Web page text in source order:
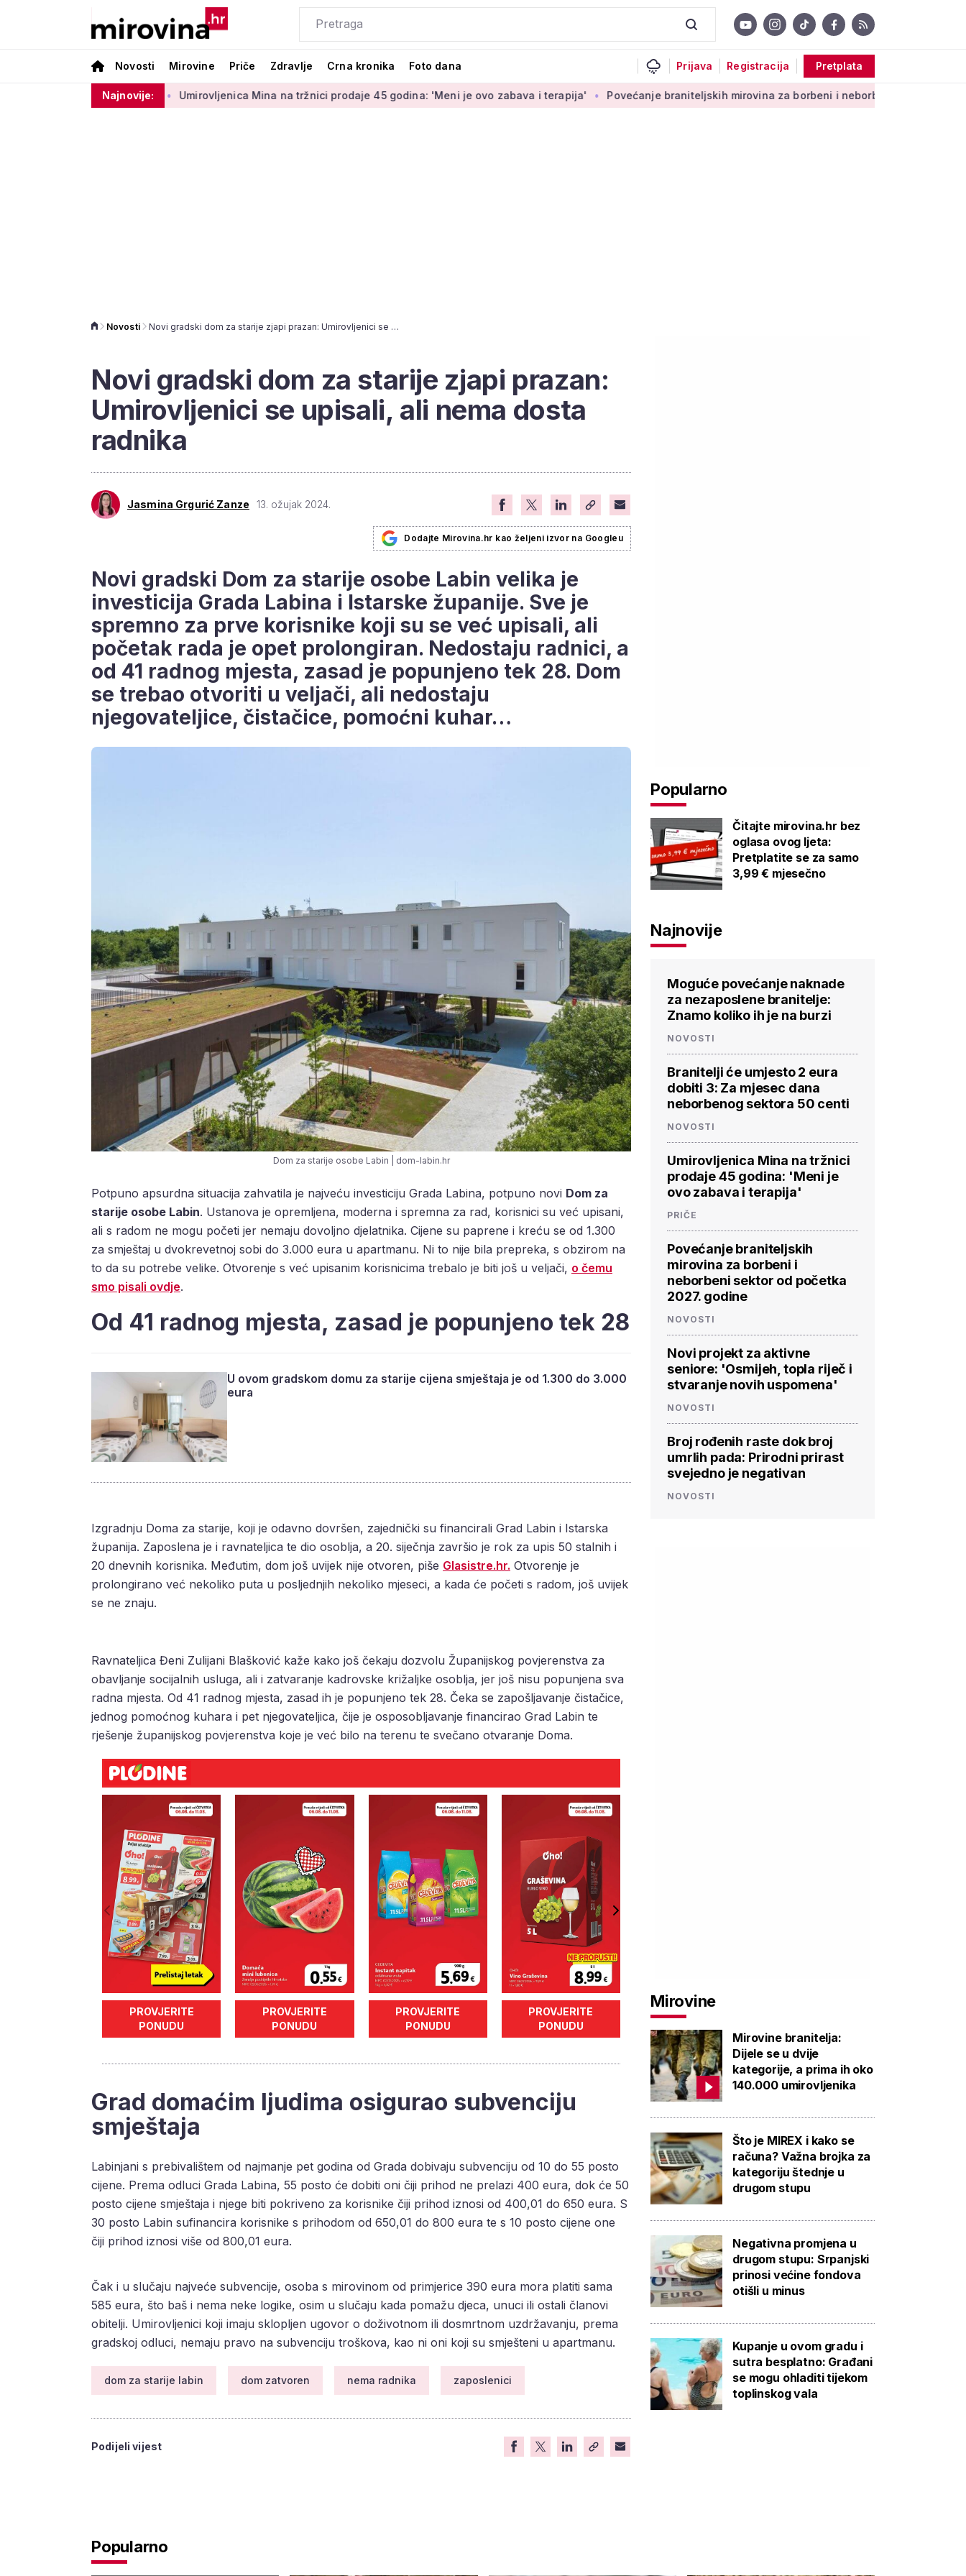
Novosti Mirovine Priče Zdravlje Crna kronika Foto dana Prijava Registracija Pretplata
Najnovije:
Umirovljenica Mina na tržnici prodaje 45 godina: 'Meni je ovo zabava i terapija' Povećanje braniteljskih mirovina za borbeni i neborbeni sektor od početka 2027.
Novosti Novi gradski dom za starije zjapi prazan: Umirovljenici se upisali, ali nema dosta radnika
Novi gradski dom za starije zjapi prazan:
Umirovljenici se upisali, ali nema dosta
radnika
Jasmina Grgurić Zanze 13. ožujak 2024.
Dodajte Mirovina.hr kao željeni izvor na Googleu
Novi gradski Dom za starije osobe Labin velika je
investicija Grada Labina i Istarske županije. Sve je
spremno za prve korisnike koji su se već upisali, ali
početak rada je opet prolongiran. Nedostaju radnici, a
od 41 radnog mjesta, zasad je popunjeno tek 28. Dom
se trebao otvoriti u veljači, ali nedostaju
njegovateljice, čistačice, pomoćni kuhar…
Dom za starije osobe Labin | dom-labin.hr
Potpuno apsurdna situacija zahvatila je najveću investiciju Grada Labina, potpuno novi Dom za
starije osobe Labin. Ustanova je opremljena, moderna i spremna za rad, korisnici su već upisani,
ali s radom ne mogu početi jer nemaju dovoljno djelatnika. Cijene su paprene i kreću se od 1.300
za smještaj u dvokrevetnoj sobi do 3.000 eura u apartmanu. Ni to nije bila prepreka, s obzirom na
to da su potrebe velike. Otvorenje s već upisanim korisnicima trebalo je biti još u veljači, o čemu
smo pisali ovdje.
Od 41 radnog mjesta, zasad je popunjeno tek 28
U ovom gradskom domu za starije cijena smještaja je od 1.300 do 3.000
eura
Izgradnju Doma za starije, koji je odavno dovršen, zajednički su financirali Grad Labin i Istarska
županija. Zaposlena je i ravnateljica te dio osoblja, a 20. siječnja završio je rok za upis 50 stalnih i
20 dnevnih korisnika. Međutim, dom još uvijek nije otvoren, piše Glasistre.hr. Otvorenje je
prolongirano već nekoliko puta u posljednjih nekoliko mjeseci, a kada će početi s radom, još uvijek
se ne znaju.
Ravnateljica Đeni Zulijani Blašković kaže kako još čekaju dozvolu Županijskog povjerenstva za
obavljanje socijalnih usluga, ali i zatvaranje kadrovske križaljke osoblja, jer još nisu popunjena sva
radna mjesta. Od 41 radnog mjesta, zasad ih je popunjeno tek 28. Čeka se zapošljavanje čistačice,
jednog pomoćnog kuhara i pet njegovateljica, čije je osposobljavanje financirao Grad Labin te
rješenje županijskog povjerenstva koje je već bilo na terenu te svečano otvaranje Doma.
PROVJERITE
PONUDU
PROVJERITE
PONUDU
PROVJERITE
PONUDU
PROVJERITE
PONUDU
PROVJERITE
Grad domaćim ljudima osigurao subvenciju
smještaja
Labinjani s prebivalištem od najmanje pet godina od Grada dobivaju subvenciju od 10 do 55 posto
cijene. Prema odluci Grada Labina, 55 posto će dobiti oni čiji prihod ne prelazi 400 eura, dok će 50
posto cijene smještaja i njege biti pokriveno za korisnike čiji prihod iznosi od 400,01 do 650 eura. S
30 posto Labin sufinancira korisnike s prihodom od 650,01 do 800 eura te s 10 posto cijene one
čiji prihod iznosi više od 800,01 eura.
Čak i u slučaju najveće subvencije, osoba s mirovinom od primjerice 390 eura mora platiti sama
585 eura, što baš i nema neke logike, osim u slučaju kada pomažu djeca, unuci ili ostali članovi
obitelji. Umirovljenici koji imaju sklopljen ugovor o doživotnom ili dosmrtnom uzdržavanju, prema
gradskoj odluci, nemaju pravo na subvenciju troškova, kao ni oni koji su smješteni u apartmanu.
dom za starije labin dom zatvoren nema radnika zaposlenici
Podijeli vijest
Popularno
Čitajte mirovina.hr bez
oglasa ovog ljeta:
Pretplatite se za samo
3,99 € mjesečno
Najnovije
Moguće povećanje naknade
za nezaposlene branitelje:
Znamo koliko ih je na burzi
NOVOSTI
Branitelji će umjesto 2 eura
dobiti 3: Za mjesec dana
neborbenog sektora 50 centi
NOVOSTI
Umirovljenica Mina na tržnici
prodaje 45 godina: 'Meni je
ovo zabava i terapija'
PRIČE
Povećanje braniteljskih
mirovina za borbeni i
neborbeni sektor od početka
2027. godine
NOVOSTI
Novi projekt za aktivne
seniore: 'Osmijeh, topla riječ i
stvaranje novih uspomena'
NOVOSTI
Broj rođenih raste dok broj
umrlih pada: Prirodni prirast
svejedno je negativan
NOVOSTI
Mirovine
Mirovine branitelja:
Dijele se u dvije
kategorije, a prima ih oko
140.000 umirovljenika
Što je MIREX i kako se
računa? Važna brojka za
kategoriju štednje u
drugom stupu
Negativna promjena u
drugom stupu: Srpanjski
prinosi većine fondova
otišli u minus
Kupanje u ovom gradu i
sutra besplatno: Građani
se mogu ohladiti tijekom
toplinskog vala
Popularno